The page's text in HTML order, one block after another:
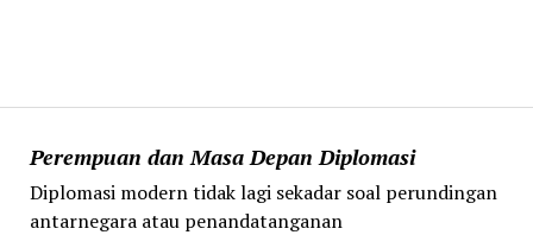
Perempuan dan Masa Depan Diplomasi
Diplomasi modern tidak lagi sekadar soal perundingan
antarnegara atau penandatanganan